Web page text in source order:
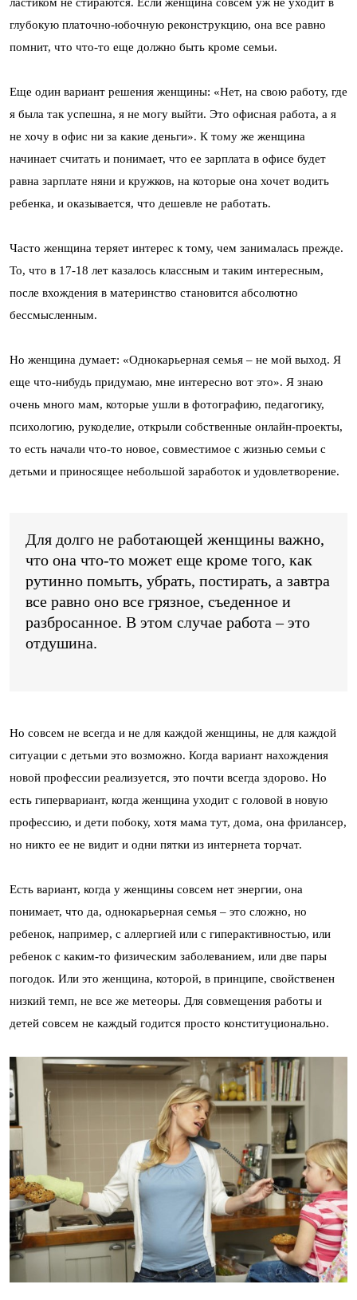
глубокую платочно-юбочную реконструкцию, она все равно
помнит, что что-то еще должно быть кроме семьи.
Еще один вариант решения женщины: «Нет, на свою работу, где
я была так успешна, я не могу выйти. Это офисная работа, а я
не хочу в офис ни за какие деньги». К тому же женщина
начинает считать и понимает, что ее зарплата в офисе будет
равна зарплате няни и кружков, на которые она хочет водить
ребенка, и оказывается, что дешевле не работать.
Часто женщина теряет интерес к тому, чем занималась прежде.
То, что в 17-18 лет казалось классным и таким интересным,
после вхождения в материнство становится абсолютно
бессмысленным.
Но женщина думает: «Однокарьерная семья – не мой выход. Я
еще что-нибудь придумаю, мне интересно вот это». Я знаю
очень много мам, которые ушли в фотографию, педагогику,
психологию, рукоделие, открыли собственные онлайн-проекты,
то есть начали что-то новое, совместимое с жизнью семьи с
детьми и приносящее небольшой заработок и удовлетворение.
Для долго не работающей женщины важно,
что она что-то может еще кроме того, как
рутинно помыть, убрать, постирать, а завтра
все равно оно все грязное, съеденное и
разбросанное. В этом случае работа – это
отдушина.
Но совсем не всегда и не для каждой женщины, не для каждой
ситуации с детьми это возможно. Когда вариант нахождения
новой профессии реализуется, это почти всегда здорово. Но
есть гипервариант, когда женщина уходит с головой в новую
профессию, и дети побоку, хотя мама тут, дома, она фрилансер,
но никто ее не видит и одни пятки из интернета торчат.
Есть вариант, когда у женщины совсем нет энергии, она
понимает, что да, однокарьерная семья – это сложно, но
ребенок, например, с аллергией или с гиперактивностью, или
ребенок с каким-то физическим заболеванием, или две пары
погодок. Или это женщина, которой, в принципе, свойственен
низкий темп, не все же метеоры. Для совмещения работы и
детей совсем не каждый годится просто конституционально.